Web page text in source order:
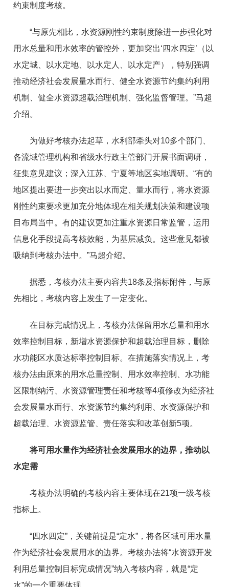
约束制度考核。
“与原先相比，水资源刚性约束制度除进一步强化对
用水总量和用水效率的管控外，更加突出‘四水四定’（以
水定城、以水定地、以水定人、以水定产），特别强调
推动经济社会发展量水而行、健全水资源节约集约利用
机制、健全水资源超载治理机制、强化监督管理。”马超
介绍。
为做好考核办法起草，水利部牵头对10多个部门、
各流域管理机构和省级水行政主管部门开展书面调研，
征集意见建议；深入江苏、宁夏等地区实地调研。“有的
地区提出要进一步突出以水而定、量水而行，将水资源
刚性约束要求更加充分地体现在相关规划决策和建设项
目布局当中。有的建议更加注重水资源日常监管，运用
信息化手段提高考核效能，为基层减负。这些意见都被
吸纳到考核办法中。”马超介绍。
据悉，考核办法主要内容共18条及指标附件，与原
先相比，考核内容上发生了一定变化。
在目标完成情况上，考核办法保留用水总量和用水
效率控制目标，新增水资源保护和超载治理目标，删除
水功能区水质达标率控制目标。在措施落实情况上，考
核办法由原来的用水总量控制、用水效率控制、水功能
区限制纳污、水资源管理责任和考核等4项修改为经济社
会发展量水而行、水资源节约集约利用、水资源保护和
超载治理、水资源监管、责任落实和改革创新5项。
将可用水量作为经济社会发展用水的边界，推动以
水定需
考核办法明确的考核内容主要体现在21项一级考核
指标上。
“四水四定”，关键前提是“定水”，将各区域可用水量
作为经济社会发展用水的边界。考核办法将“水资源开发
利用总量控制目标完成情况”纳入考核内容，就是“定
水”的一个重要体现。